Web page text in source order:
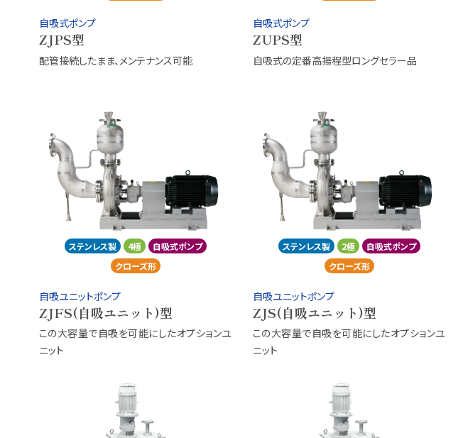
自吸式ポンプ
ZJPS型
配管接続したまま、メンテナンス可能
自吸式ポンプ
ZUPS型
自吸式の定番高揚程型ロングセラー品
ステンレス製 4極
自吸式ポンプ
クローズ形
自吸ユニットポンプ
ZJFS(自吸ユニット)型
この大容量で自吸を可能にしたオプションユ
ニット
ステンレス製 2極
自吸式ポンプ
クローズ形
自吸ユニットポンプ
ZJS(自吸ユニット)型
この大容量で自吸を可能にしたオプションユ
ニット